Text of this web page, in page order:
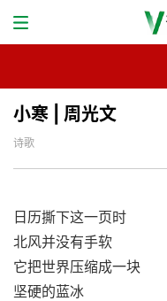
小寒 | 周光文
诗歌
日历撕下这一页时
北风并没有手软
它把世界压缩成一块
坚硬的蓝冰